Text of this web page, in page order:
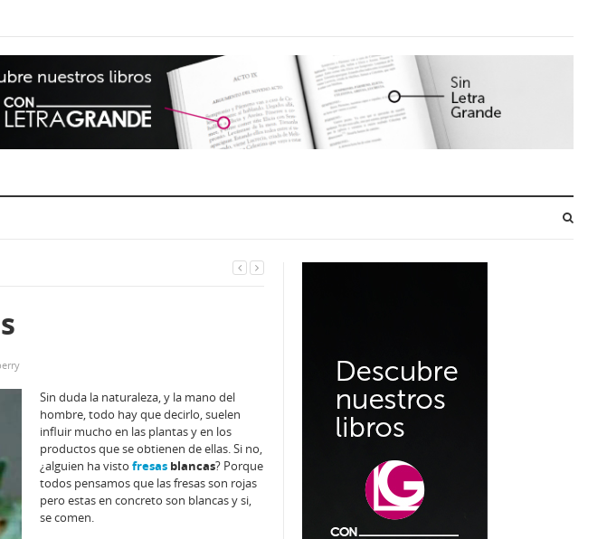
Sin duda la naturaleza, y la mano del
hombre, todo hay que decirlo, suelen
influir mucho en las plantas y en los
productos que se obtienen de ellas. Si no,
¿alguien ha visto fresasblancas? Porque
todos pensamos que las fresas son rojas
pero estas en concreto son blancas y si,
se comen.